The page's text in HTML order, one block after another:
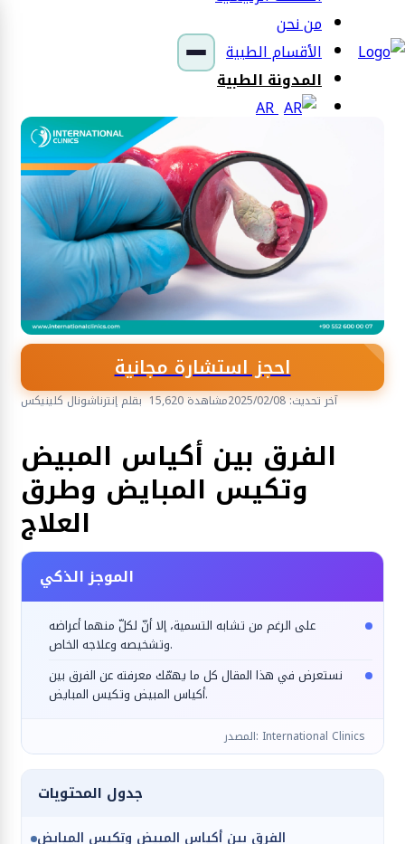
من نحن
الأقسام الطبية
المدونة الطبية
AR
احجز استشارة مجانية
بقلم إنترناشونال كلينيكس 15,620 مشاهدة آخر تحديث: 2025/02/08
الفرق بين أكياس المبيض
وتكيس المبايض وطرق
العلاج
الموجز الذكي
على الرغم من تشابه التسمية، إلا أنّ لكلّ منهما أعراضه
وتشخيصه وعلاجه الخاص.
نستعرض في هذا المقال كل ما يهمّك معرفته عن الفرق بين
أكياس المبيض وتكيس المبايض.
المصدر: International Clinics
جدول المحتويات
الفرق بين أكياس المبيض وتكيس المبايض